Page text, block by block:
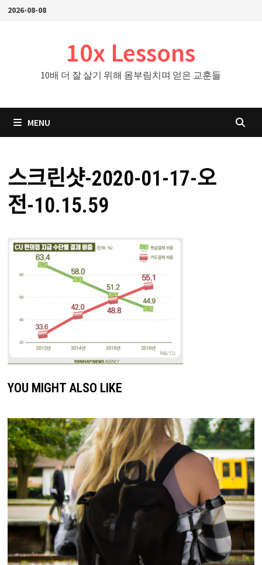
Skip2026-08-08
10x Lessons
10배 더 잘 살기 위해 몸부림치며 얻은 교훈들
MENU
스크린샷-2020-01-17-오
전-10.15.59
YOU MIGHT ALSO LIKE